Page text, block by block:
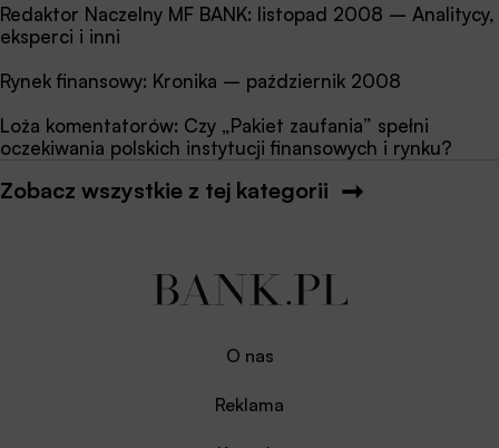
Redaktor Naczelny MF BANK: listopad 2008 – Analitycy,
eksperci i inni
Rynek finansowy: Kronika – październik 2008
Loża komentatorów: Czy „Pakiet zaufania” spełni
oczekiwania polskich instytucji finansowych i rynku?
Zobacz wszystkie z tej kategorii
O nas
Reklama